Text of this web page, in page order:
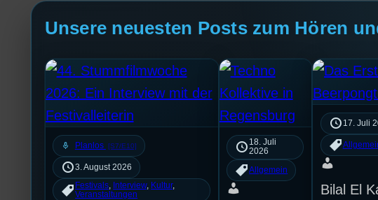
Unsere neuesten Posts zum Hören
mic Planlos [S7/E10]
3. August 2026
Festivals Interview, Kultur
Veranstaltungen
18. Juli
2026
Allgemein
17. Juli
Bilal El